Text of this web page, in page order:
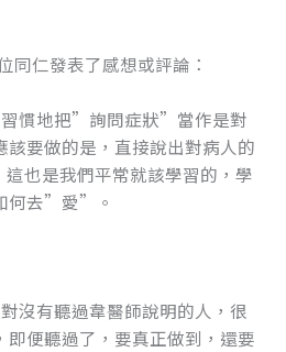
同仁發表了感想或評論：
慣地把”詢問症狀”當作是對
該要做的是，直接說出對病人的
也是我們平常就該學習的，學
何去”愛”。
沒有聽過韋醫師說明的人，很
即便聽過了，要真正做到，還要